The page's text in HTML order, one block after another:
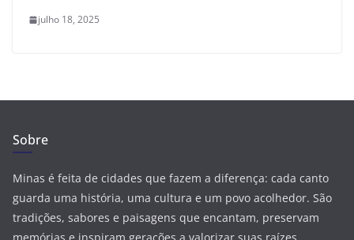
julho 18, 2025
Sobre
Minas é feita de cidades que fazem a diferença: cada canto
guarda uma história, uma cultura e um povo acolhedor. São
tradições, sabores e paisagens que encantam, preservam